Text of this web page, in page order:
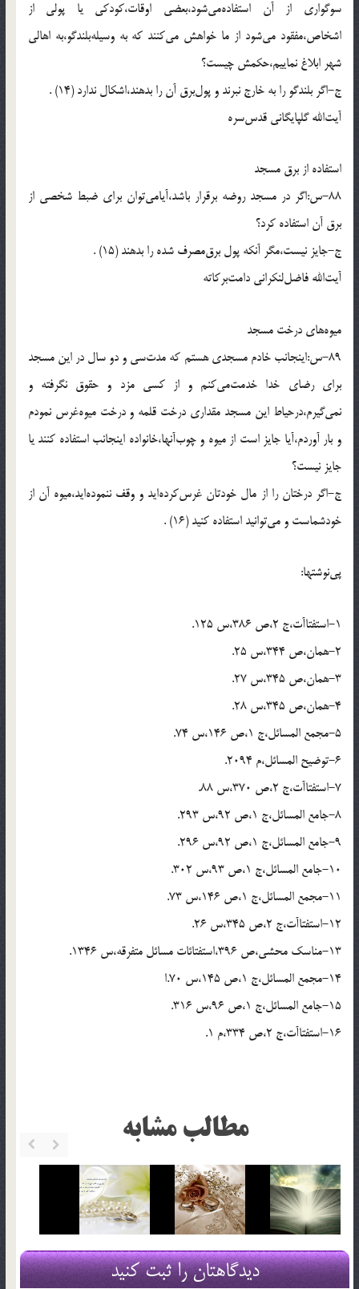
سوگوارى از آن استفاده‌مى‌شود،بعضى اوقات،كودكى يا پولى از
اشخاص،مفقود مى‌شود از ما خواهش مى‌كنند كه به وسيله‌بلندگو،به اهالى
شهر ابلاغ نماييم،حكمش چيست؟
ج-اگر بلندگو را به خارج نبرند و پول‌برق آن را بدهند،اشكال ندارد (14) .
آيت‌الله گلپايگانى قدس‌سره
استفاده از برق مسجد
88-س:اگر در مسجد روضه برقرار باشد،آيامى‌توان براى ضبط شخصى از
برق آن استفاده كرد؟
ج-جايز نيست،مگر آنكه پول برق‌مصرف شده را بدهند (15) .
آيت‌الله فاضل‌لنكرانى دامت‌بركاته
ميوه‌هاى درخت مسجد
89-س:اينجانب خادم مسجدى هستم كه مدت‌سى و دو سال در اين مسجد
براى رضاى خدا خدمت‌مى‌كنم و از كسى مزد و حقوق نگرفته و
نمى‌گيرم،درحياط اين مسجد مقدارى درخت قلمه و درخت ميوه‌غرس نمودم
و بار آوردم،آيا جايز است از ميوه و چوب‌آنها،خانواده اينجانب استفاده كنند يا
جايز نيست؟
ج-اگر درختان را از مال خودتان غرس‌كرده‌ايد و وقف ننموده‌ايد،ميوه آن از
خودشماست و مى‌توانيد استفاده كنيد (16) .
پى‌نوشتها:
1-استفتاآت،ج 2،ص 386،س 125.
2-همان،ص 344،س 25.
3-همان،ص 345،س 27.
4-همان،ص 345،س 28.
5-مجمع المسائل،ج 1،ص 146،س 74.
6-توضيح المسائل،م 2094.
7-استفتاآت،ج 2،ص 370،س 88.
8-جامع المسائل،ج 1،ص 92،س 293.
9-جامع المسائل،ج 1،ص 92،س 296.
10-جامع المسائل،ج 1،ص 93،س 302.
11-مجمع المسائل،ج 1،ص 146،س 73.
12-استفتاآت،ج 2،ص 345،س 26.
13-مناسك محشى،ص 396،استفتائات مسائل متفرقه،س 1346.
14-مجمع المسائل،ج 1،ص 145،س 70.ا
15-جامع المسائل،ج 1،ص 96،س 316.
16-استفتاآت،ج 2،ص 334،م 1.
مطالب مشابه
دیدگاهتان را ثبت کنید